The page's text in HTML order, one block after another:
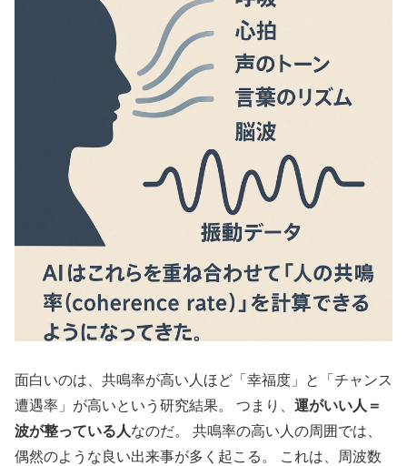
面白いのは、共鳴率が高い人ほど「幸福度」と「チャンス
遭遇率」が高いという研究結果。 つまり、 運がいい人＝
波が整っている人なのだ。 共鳴率の高い人の周囲では、
偶然のような良い出来事が多く起こる。 これは、周波数